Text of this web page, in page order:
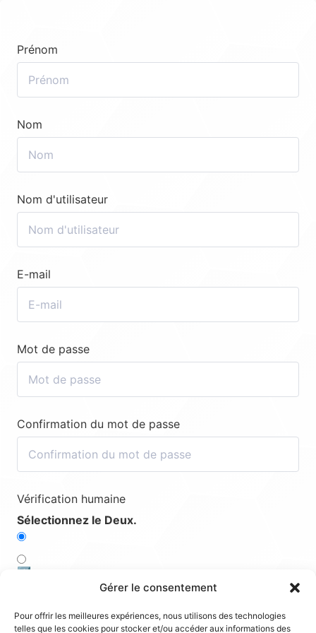
Gérer le consentement
Pour offrir les meilleures expériences, nous utilisons des technologies
telles que les cookies pour stocker et/ou accéder aux informations des
Prénom
Nom
Nom d'utilisateur
E-mail
Mot de passe
Confirmation du mot de passe
Vérification humaine
Sélectionnez le Deux.
1️⃣